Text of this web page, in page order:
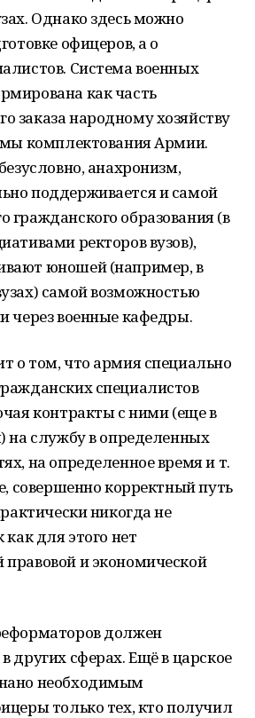
Однако здесь можно
офицеров, а о
Система военных
как часть
заказа народному хозяйству
комплектования Армии.
анахронизм,
поддерживается и самой
гражданского образования (в
ректоров вузов),
юношей (например, в
самой возможностью
через военные кафедры.
о том, что армия специально
специалистов
контракты с ними (еще в
на службу в определенных
на определенное время и т.
совершенно корректный путь
никогда не
как для этого нет
правовой и экономической
должен
других сферах. Ещё в царское
необходимым
только тех, кто получил